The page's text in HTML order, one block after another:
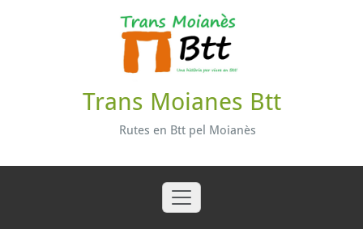
Trans Moianes Btt
Rutes en Btt pel Moianès